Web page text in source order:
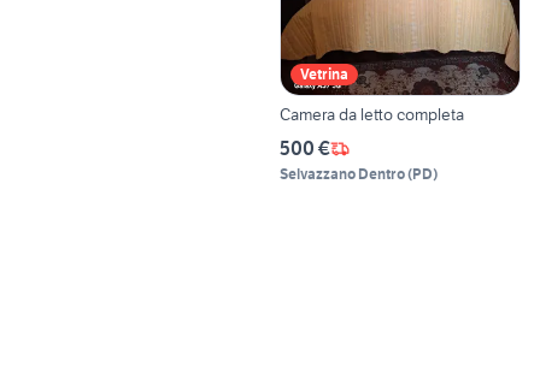
Vetrina
Camera da letto completa
500 €
Selvazzano Dentro(PD)